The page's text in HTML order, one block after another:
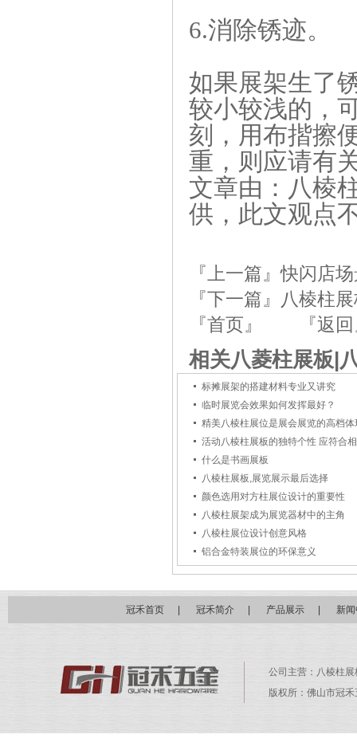
6.消除锈迹。
如果展架生了
较小较浅的，
刻，用布揩擦
重，则应请有
文章由：八棱
供，此文观点
『上一篇』快闪店
『下一篇』
八棱柱
『首页』
『返
相关八菱柱展板|
标摊展架的搭建材料专业又讲究
临时展览会效果如何发挥最好？
精美八棱柱展位是展会展览的高档体
活动八棱柱展板的独特个性 应符合
什么是书画展板
八棱柱展板,展览展示最后选择
颜色选用对方柱展位设计的重要性
八棱柱展架成为展览器材中的主角
八棱柱展位设计创意风格
铝合金特装展位的环保意义
冠禾首页 冠禾简介 产品展示 新
公司主营： 八棱柱展
版权所：佛山市冠